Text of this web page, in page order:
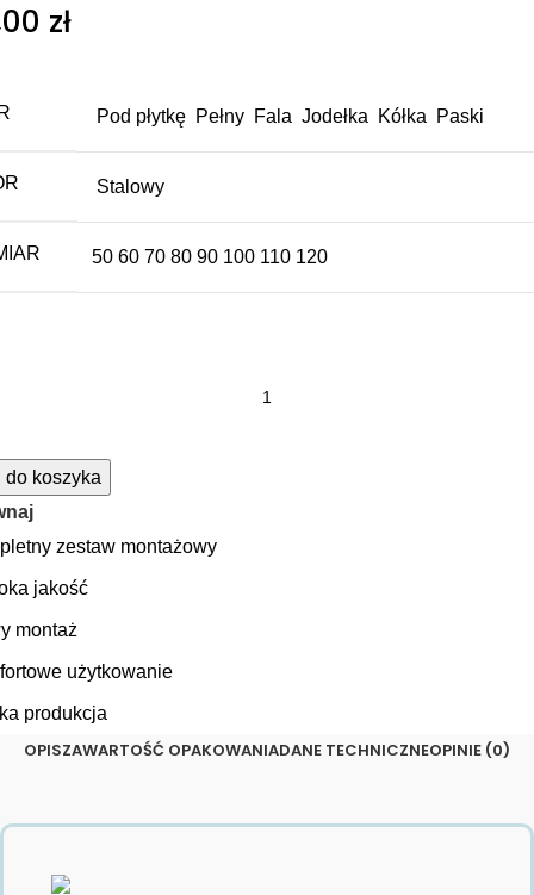
zł
Pod płytkę Pełny Fala Jodełka Kółka Paski
Stalowy
50 60 70 80 90 100 110 120
do koszyka
zestaw montażowy
jakość
montaż
użytkowanie
produkcja
OPISZAWARTOŚĆ OPAKOWANIADANE TECHNICZNEOPINIE (0)